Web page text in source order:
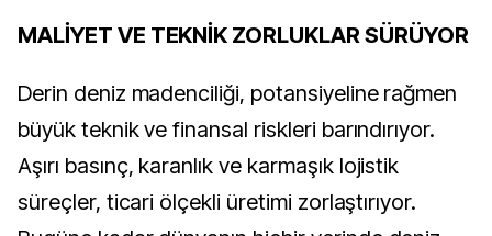
MALİYET VE TEKNİK ZORLUKLAR SÜRÜYOR
Derin deniz madenciliği, potansiyeline rağmen
büyük teknik ve finansal riskleri barındırıyor.
Aşırı basınç, karanlık ve karmaşık lojistik
süreçler, ticari ölçekli üretimi zorlaştırıyor.